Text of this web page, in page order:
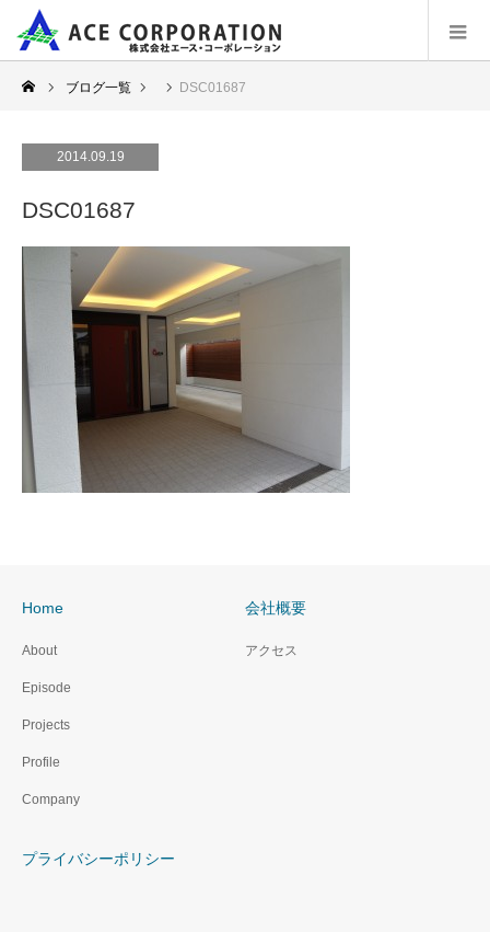
ブログ一覧 DSC01687
2014.09.19
DSC01687
Home
About
Episode
Projects
Profile
Company
会社概要
アクセス
プライバシーポリシー